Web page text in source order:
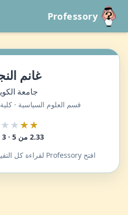
Professory
غانم
جامعة
قسم العلوم السياسية · كلية
★★
2.33 من 5 · 3 تقييم
افتح Professory لقراءة كل التقييمات ومشاركة تجربتك